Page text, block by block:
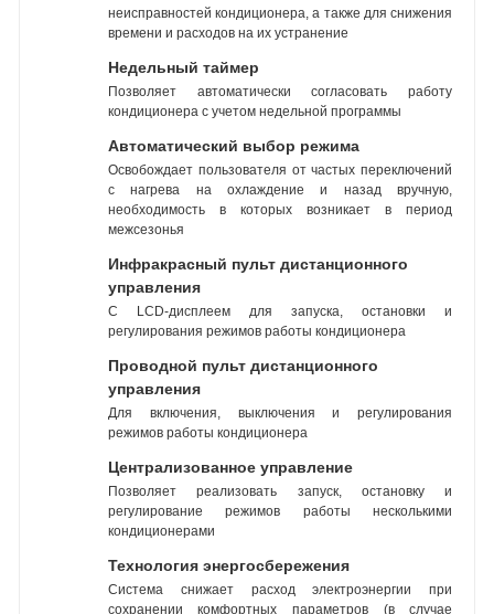
неисправностей кондиционера, а также для снижения
времени и расходов на их устранение
Недельный таймер
Позволяет автоматически согласовать работу
кондиционера с учетом недельной программы
Автоматический выбор режима
Освобождает пользователя от частых переключений
с нагрева на охлаждение и назад вручную,
необходимость в которых возникает в период
межсезонья
Инфракрасный пульт дистанционного
управления
С LCD-дисплеем для запуска, остановки и
регулирования режимов работы кондиционера
Проводной пульт дистанционного
управления
Для включения, выключения и регулирования
режимов работы кондиционера
Централизованное управление
Позволяет реализовать запуск, остановку и
регулирование режимов работы несколькими
кондиционерами
Технология энергосбережения
Система снижает расход электроэнергии при
сохранении комфортных параметров (в случае